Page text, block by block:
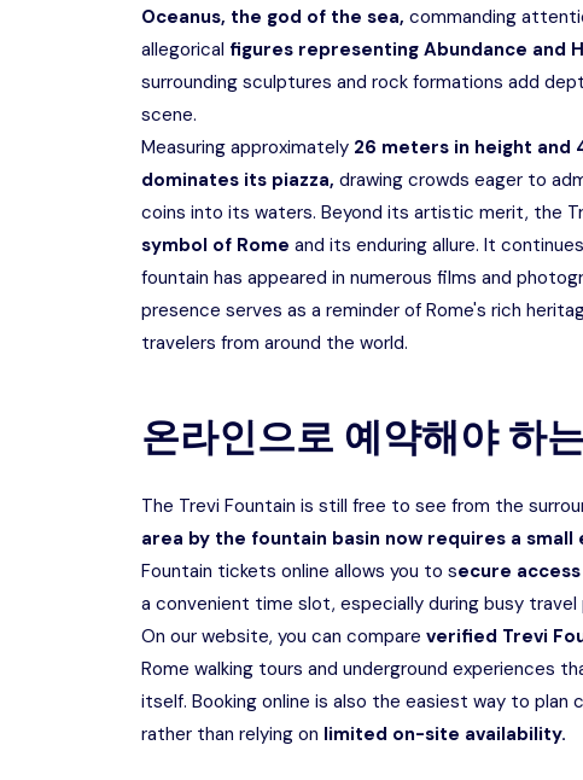
Oceanus, the god of the sea, commanding
allegorical figures representing Abundance and
surrounding sculptures and rock formations add
scene.
Measuring approximately 26 meters in height and
dominates its piazza, drawing crowds eager to
coins into its waters. Beyond its artistic merit, the
symbol of Rome and its enduring allure. It
fountain has appeared in numerous films and
presence serves as a reminder of Rome's rich
travelers from around the world.
온라인으로 예약해야 하
The Trevi Fountain is still free to see from the
area by the fountain basin now requires a
Fountain tickets online allows you to secure
a convenient time slot, especially during busy travel
On our website, you can compare verified Trevi
Rome walking tours and underground experiences
itself. Booking online is also the easiest way to plan
rather than relying on limited on-site availability.